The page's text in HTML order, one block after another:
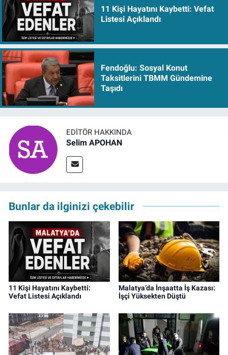
11 Kişi Hayatını Kaybetti: Vefat
Listesi Açıklandı
Fendoğlu: Sosyal Konut
Taksitlerini TBMM Gündemine
Taşıdı
EDITÖR HAKKINDA
Selim APOHAN
Bunlar da ilginizi çekebilir
11 Kişi Hayatını Kaybetti:
Vefat Listesi Açıklandı
Malatya’da İnşaatta İş Kazası:
İşçi Yüksekten Düştü